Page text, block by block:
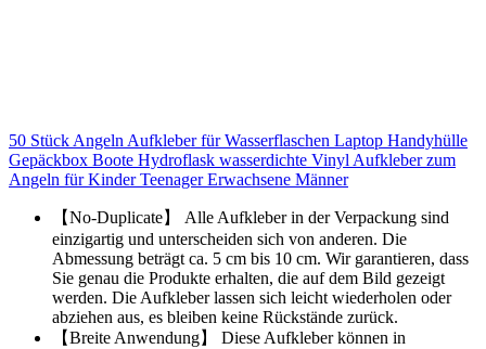
50 Stück Angeln Aufkleber für Wasserflaschen Laptop Handyhülle
Gepäckbox Boote Hydroflask wasserdichte Vinyl Aufkleber zum
Angeln für Kinder Teenager Erwachsene Männer
【No-Duplicate】 Alle Aufkleber in der Verpackung sind
einzigartig und unterscheiden sich von anderen. Die
Abmessung beträgt ca. 5 cm bis 10 cm. Wir garantieren, dass
Sie genau die Produkte erhalten, die auf dem Bild gezeigt
werden. Die Aufkleber lassen sich leicht wiederholen oder
abziehen aus, es bleiben keine Rückstände zurück.
【Breite Anwendung】 Diese Aufkleber können in